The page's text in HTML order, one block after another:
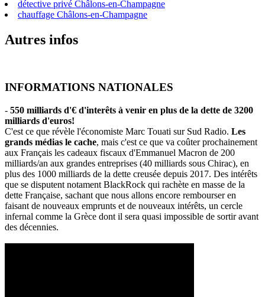
détective privé Châlons-en-Champagne
chauffage Châlons-en-Champagne
Autres infos
INFORMATIONS NATIONALES
- 550 milliards d'€ d'interêts à venir en plus de la dette de 3200
milliards d'euros!
C'est ce que révèle l'économiste Marc Touati sur Sud Radio. Les
grands médias le cache, mais c'est ce que va coûter prochainement
aux Français les cadeaux fiscaux d'Emmanuel Macron de 200
milliards/an aux grandes entreprises (40 milliards sous Chirac), en
plus des 1000 milliards de la dette creusée depuis 2017. Des intérêts
que se disputent notament BlackRock qui rachète en masse de la
dette Française, sachant que nous allons encore rembourser en
faisant de nouveaux emprunts et de nouveaux intérêts, un cercle
infernal comme la Grèce dont il sera quasi impossible de sortir avant
des décennies.